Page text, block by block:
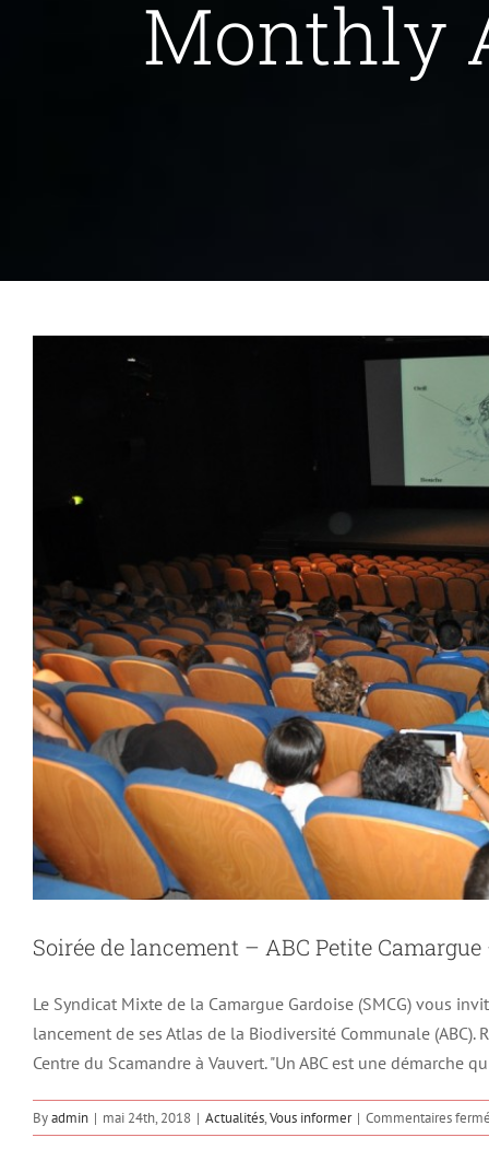
Monthly
Soirée de lancement – ABC
Actualités
Soirée de lancement – ABC Petite Camargue
Le Syndicat Mixte de la Camargue Gardoise (SMCG) vous
lancement de ses Atlas de la Biodiversité Communale
Centre du Scamandre à Vauvert. "Un ABC est une démarche
Byadmin | mai 24th, 2018 | Actualités,Vous informer | Commentaires
Des chauves-souris dans les vignes
Actualités Vous